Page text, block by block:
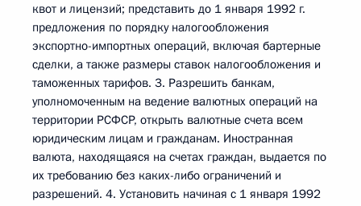
квот и лицензий; представить до 1 января 1992 г.
предложения по порядку налогообложения
экспортно-импортных операций, включая бартерные
сделки, а также размеры ставок налогообложения и
таможенных тарифов. 3. Разрешить банкам,
уполномоченным на ведение валютных операций на
территории РСФСР, открыть валютные счета всем
юридическим лицам и гражданам. Иностранная
валюта, находящаяся на счетах граждан, выдается по
их требованию без каких-либо ограничений и
разрешений. 4. Установить начиная с 1 января 1992